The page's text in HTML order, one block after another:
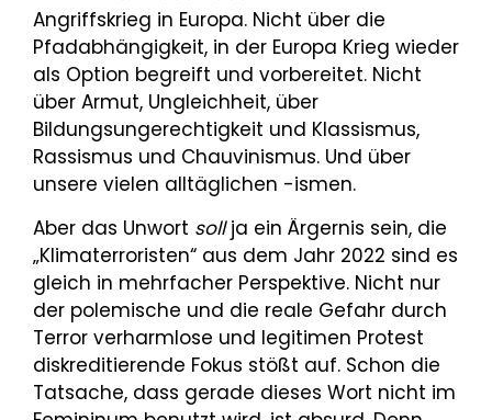
Angriffskrieg in Europa. Nicht über die
Pfadabhängigkeit, in der Europa Krieg wieder
als Option begreift und vorbereitet. Nicht
über Armut, Ungleichheit, über
Bildungsungerechtigkeit und Klassismus,
Rassismus und Chauvinismus. Und über
unsere vielen alltäglichen -ismen.
Aber das Unwort sollja ein Ärgernis sein, die
„Klimaterroristen“ aus dem Jahr 2022 sind es
gleich in mehrfacher Perspektive. Nicht nur
der polemische und die reale Gefahr durch
Terror verharmlose und legitimen Protest
diskreditierende Fokus stößt auf. Schon die
Tatsache, dass gerade dieses Wort nicht im